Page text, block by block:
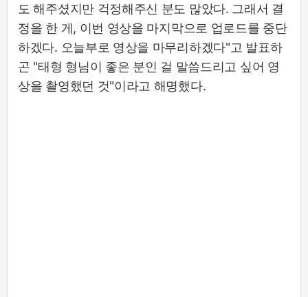
도 해주셨지만 걱정해주신 분도 많았다. 그래서 결
정을 한 게, 이번 영상을 마지막으로 업로드를 중단
하겠다. 오늘부로 영상을 마무리하겠다"고 발표하
곤 "태형 형님이 좋은 분인 걸 말씀드리고 싶어 영
상을 촬영했던 것"이라고 해명했다.